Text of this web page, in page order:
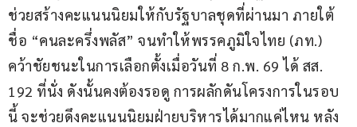
ช่วยสร้างคะแนนนิยมให้กับรัฐบาลชุดที่ผ่านมา ภายใต้
ชื่อ “คนละครึ่งพลัส” จนทำให้พรรคภูมิใจไทย (ภท.)
คว้าชัยชนะในการเลือกตั้งเมื่อวันที่ 8 ก.พ. 69 ได้ สส.
192 ที่นั่ง ดังนั้นคงต้องรอดู การผลักดันโครงการในรอบ
นี้ จะช่วยดึงคะแนนนิยมฝ่ายบริหารได้มากแค่ไหน หลัง